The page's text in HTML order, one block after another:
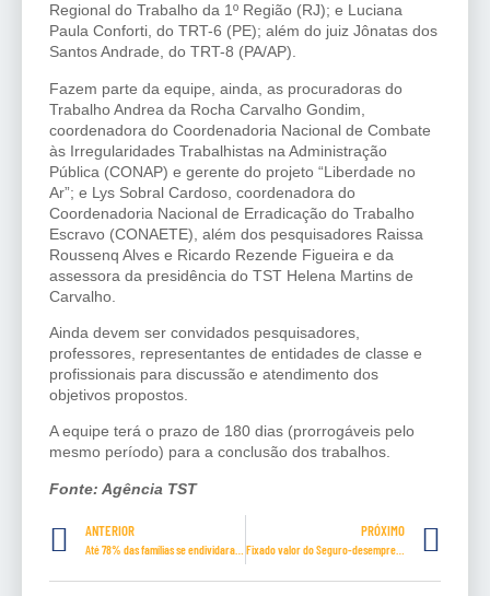
Regional do Trabalho da 1º Região (RJ); e Luciana
Paula Conforti, do TRT-6 (PE); além do juiz Jônatas dos
Santos Andrade, do TRT-8 (PA/AP).
Fazem parte da equipe, ainda, as procuradoras do
Trabalho Andrea da Rocha Carvalho Gondim,
coordenadora do Coordenadoria Nacional de Combate
às Irregularidades Trabalhistas na Administração
Pública (CONAP) e gerente do projeto “Liberdade no
Ar”; e Lys Sobral Cardoso, coordenadora do
Coordenadoria Nacional de Erradicação do Trabalho
Escravo (CONAETE), além dos pesquisadores Raissa
Roussenq Alves e Ricardo Rezende Figueira e da
assessora da presidência do TST Helena Martins de
Carvalho.
Ainda devem ser convidados pesquisadores,
professores, representantes de entidades de classe e
profissionais para discussão e atendimento dos
objetivos propostos.
A equipe terá o prazo de 180 dias (prorrogáveis pelo
mesmo período) para a conclusão dos trabalhos.
Fonte: Agência TST
ANTERIOR PRÓXIMO
Fixado valor do Seguro-desemprego 2023